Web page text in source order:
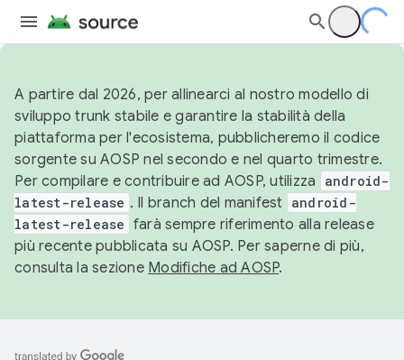
A partire dal 2026, per allinearci al nostro modello di
sviluppo trunk stabile e garantire la stabilità della
piattaforma per l'ecosistema, pubblicheremo il codice
sorgente su AOSP nel secondo e nel quarto trimestre.
Per compilare e contribuire ad AOSP, utilizza
android-
latest-release . Il branch del manifest android-
latest-release farà sempre riferimento alla release
più recente pubblicata su AOSP. Per saperne di più,
consulta la sezione Modifiche ad AOSP.